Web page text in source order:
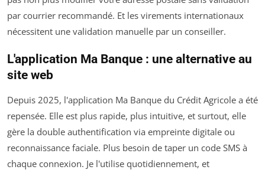
par courrier recommandé. Et les virements internationaux
nécessitent une validation manuelle par un conseiller.
L'application Ma Banque : une alternative au
site web
Depuis 2025, l'application Ma Banque du Crédit Agricole a été
repensée. Elle est plus rapide, plus intuitive, et surtout, elle
gère la double authentification via empreinte digitale ou
reconnaissance faciale. Plus besoin de taper un code SMS à
chaque connexion. Je l'utilise quotidiennement, et